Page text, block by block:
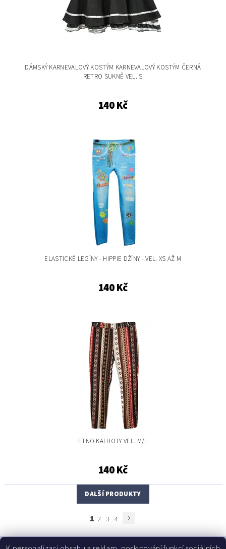
DÁMSKÝ KARNEVALOVÝ KOSTÝM KARNEVALOVÝ KOSTÝM ČERNÁ
RETRO SUKNĚ VEL. S
140 Kč
ELASTICKÉ LEGÍNY - HIPPIE DŽÍNY - VEL. XS AŽ M
140 Kč
ETNO KALHOTY VEL. M/L
140 Kč
DALŠÍ PRODUKTY
1 2 3 4